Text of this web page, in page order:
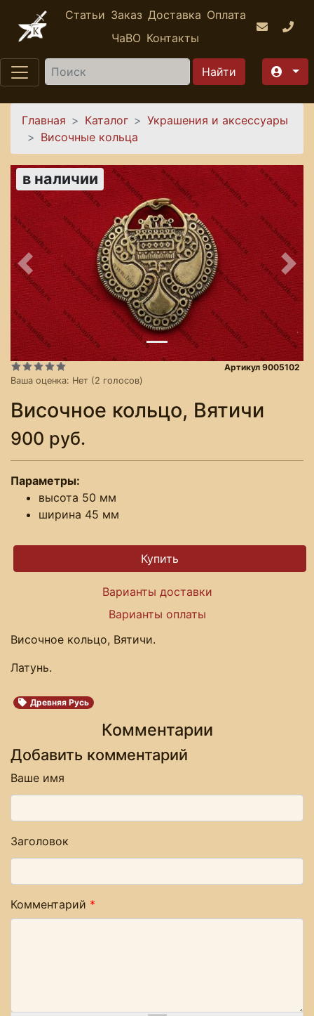
Перейти к основному содержанию
Статьи Заказ Доставка Оплата
ЧаВО Контакты
Найти
Вы здесь
Главная Каталог
Украшения и аксессуары
Височные кольца
в наличии
Предыдущее
Ваша оценка: Нет (2 голосов)
Артикул 9005102
Височное кольцо, Вятичи
900 руб.
Параметры:
высота 50 мм
ширина 45 мм
Варианты доставки
Варианты оплаты
Височное кольцо, Вятичи.
Латунь.
Древняя Русь
Комментарии
Добавить комментарий
Ваше имя
Заголовок
Комментарий *